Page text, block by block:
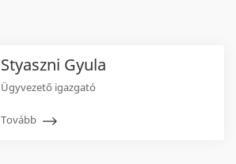
Styaszni Gyula
Ügyvezető igazgató
Tovább